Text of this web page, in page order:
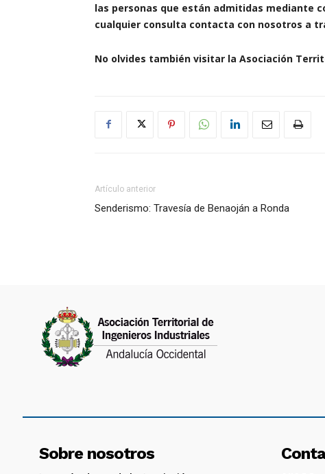
las personas que están admitidas mediante
cualquier consulta contacta con nosotros a
No olvides también visitar la Asociación
Artículo anterior
Senderismo: Travesía de Benaoján a Ronda
Sobre nosotros